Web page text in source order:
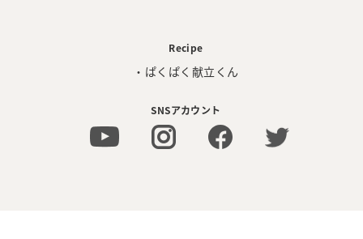
Recipe
・ぱくぱく献立くん
SNSアカウント